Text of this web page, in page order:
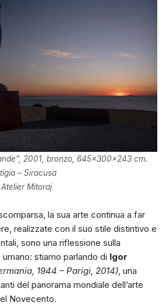
2001, bronzo, 645x300x243 cm.
– Siracusa
Mitoraj
la sua arte continua a far
realizzate con il suo stile distintivo e
sono una riflessione sulla
stiamo parlando di Igor
1944 – Parigi, 2014) , una
del panorama mondiale dell’arte
Novecento.